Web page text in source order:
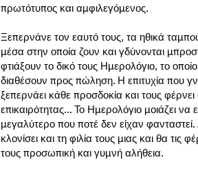
πρωτότυπος και αμφιλεγόμενος.
Ξεπερνάνε τον εαυτό τους, τα ηθικά
μέσα στην οποία ζουν και γδύνονται
φτιάξουν το δικό τους Ημερολόγιο, το
διαθέσουν προς πώληση. Η επιτυχία που
ξεπερνάει κάθε προσδοκία και τους
επικαιρότητας... Το Ημερολόγιο μοιάζει να
μεγαλύτερο που ποτέ δεν είχαν
κλονίσει και τη φιλία τους μιας και θα τις
τους προσωπική και γυμνή αλήθεια.